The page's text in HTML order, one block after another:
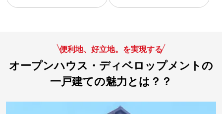
便利地、好立地。を実現する
オープンハウス・ディベロップメントの
一戸建ての魅力とは？？